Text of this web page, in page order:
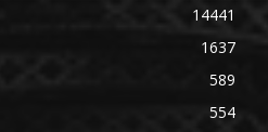
14441
1637
589
554